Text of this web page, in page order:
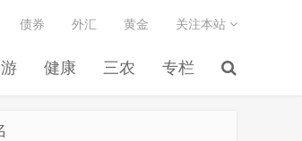
健康 三农 专栏
债券 外汇 黄金 关注本站